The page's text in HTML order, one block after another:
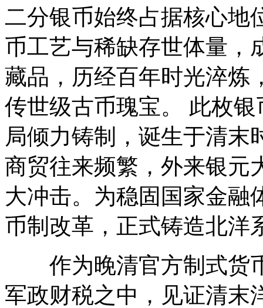
二分银币始终占据核心地
币工艺与稀缺存世体量，
藏品，历经百年时光淬炼
传世级古币瑰宝。 此枚
局倾力铸制，诞生于清末
商贸往来频繁，外来银元
大冲击。为稳固国家金融
币制改革，正式铸造北洋
作为晚清官方制式货
军政财税之中，见证清末